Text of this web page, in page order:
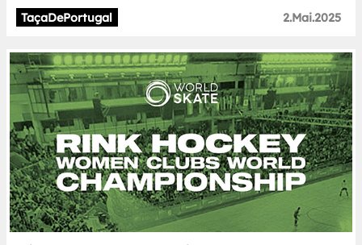
TaçaDePortugal
2.Mai.2025